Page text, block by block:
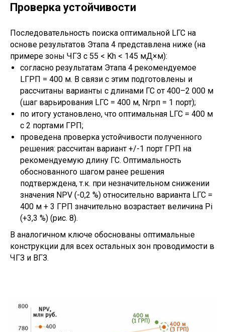
Проверка устойчивости
Последовательность поиска оптимальной LГС на
основе результатов Этапа 4 представлена ниже (на
примере зоны ЧГЗ с 55 < Kh < 145 мД×м):
согласно результатам Этапа 4 рекомендуемое
LГРП = 400 м. В связи с этим подготовлены и
рассчитаны варианты с длинами ГС от 400–2 000 м
(шаг варьирования LГС = 400 м, Nгрп = 1 порт);
по итогу установлено, что оптимальная LГС = 400 м
с 2 портами ГРП;
проведена проверка устойчивости полученного
решения: рассчитан вариант +/-1 порт ГРП на
рекомендуемую длину ГС. Оптимальность
обоснованного шагом ранее решения
подтверждена, т.к. при незначительном снижении
значения NPV (-0,2 %) относительно варианта LГС =
400 м + 3 ГРП значительно возрастает величина Pi
(+3,3 %) (рис. 8).
В аналогичном ключе обоснованы оптимальные
конструкции для всех остальных зон проводимости в
ЧГЗ и ВГЗ.